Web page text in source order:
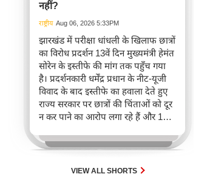
नहीं?
राष्ट्रीय Aug 06, 2026 5:33PM
झारखंड में परीक्षा धांधली के खिलाफ छात्रों
का विरोध प्रदर्शन 13वें दिन मुख्यमंत्री हेमंत
सोरेन के इस्तीफे की मांग तक पहुँच गया
है। प्रदर्शनकारी धर्मेंद्र प्रधान के नीट-यूजी
विवाद के बाद इस्तीफे का हवाला देते हुए
राज्य सरकार पर छात्रों की चिंताओं को दूर
न कर पाने का आरोप लगा रहे हैं और 14वीं
जांच की मांग कर रहे हैं।
VIEW ALL SHORTS